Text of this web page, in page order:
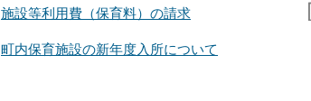
施設等利用費（保育料）の請求
町内保育施設の新年度入所について